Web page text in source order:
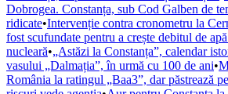
Dobrogea. Constanța, sub Cod Galben de
ridicate•Intervenție contra cronometru la
fost scufundate pentru a crește debitul de
nucleară•„Astăzi la Constanța”, calendar
vasului „Dalmația”, în urmă cu 100 de ani•
România la ratingul „Baa3”, dar păstrează